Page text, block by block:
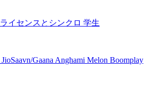
ライセンスとシンクロ 学生
JioSaavn/Gaana Anghami Melon Boomplay